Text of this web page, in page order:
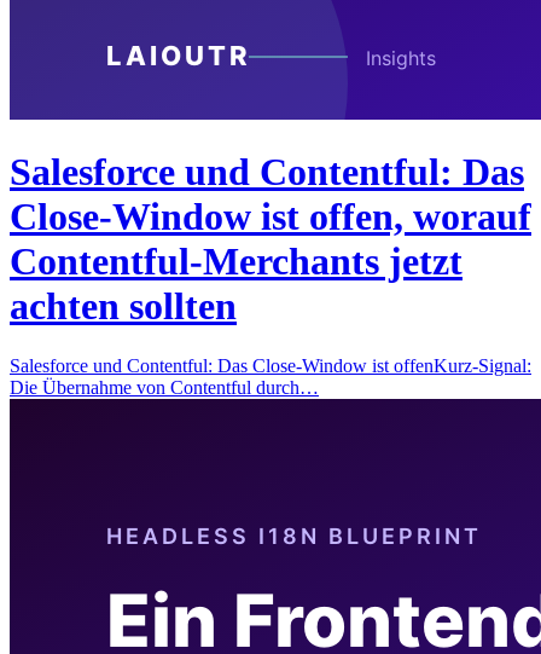
Salesforce und Contentful: Das
Close-Window ist offen, worauf
Contentful-Merchants jetzt
achten sollten
Salesforce und Contentful: Das Close-Window ist offenKurz-Signal:
Die Übernahme von Contentful durch…